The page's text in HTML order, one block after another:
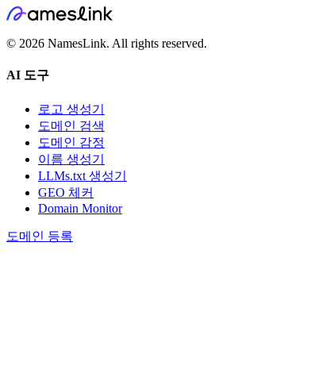
© 2026 NamesLink. All rights reserved.
AI 도구
로고 생성기
도메인 검색
도메인 감정
이름 생성기
LLMs.txt 생성기
GEO 체커
Domain Monitor
도메인 등록